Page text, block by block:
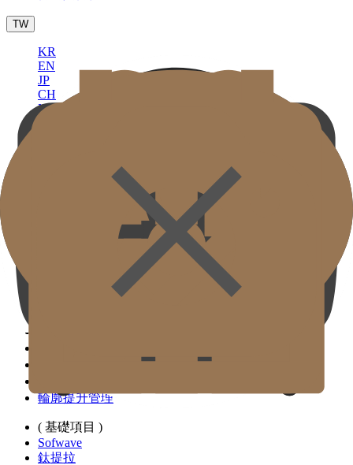
TW
KR
EN
JP
CH
MN
輪廓提升管理
( 基礎項目 )
Sofwave
鈦提拉